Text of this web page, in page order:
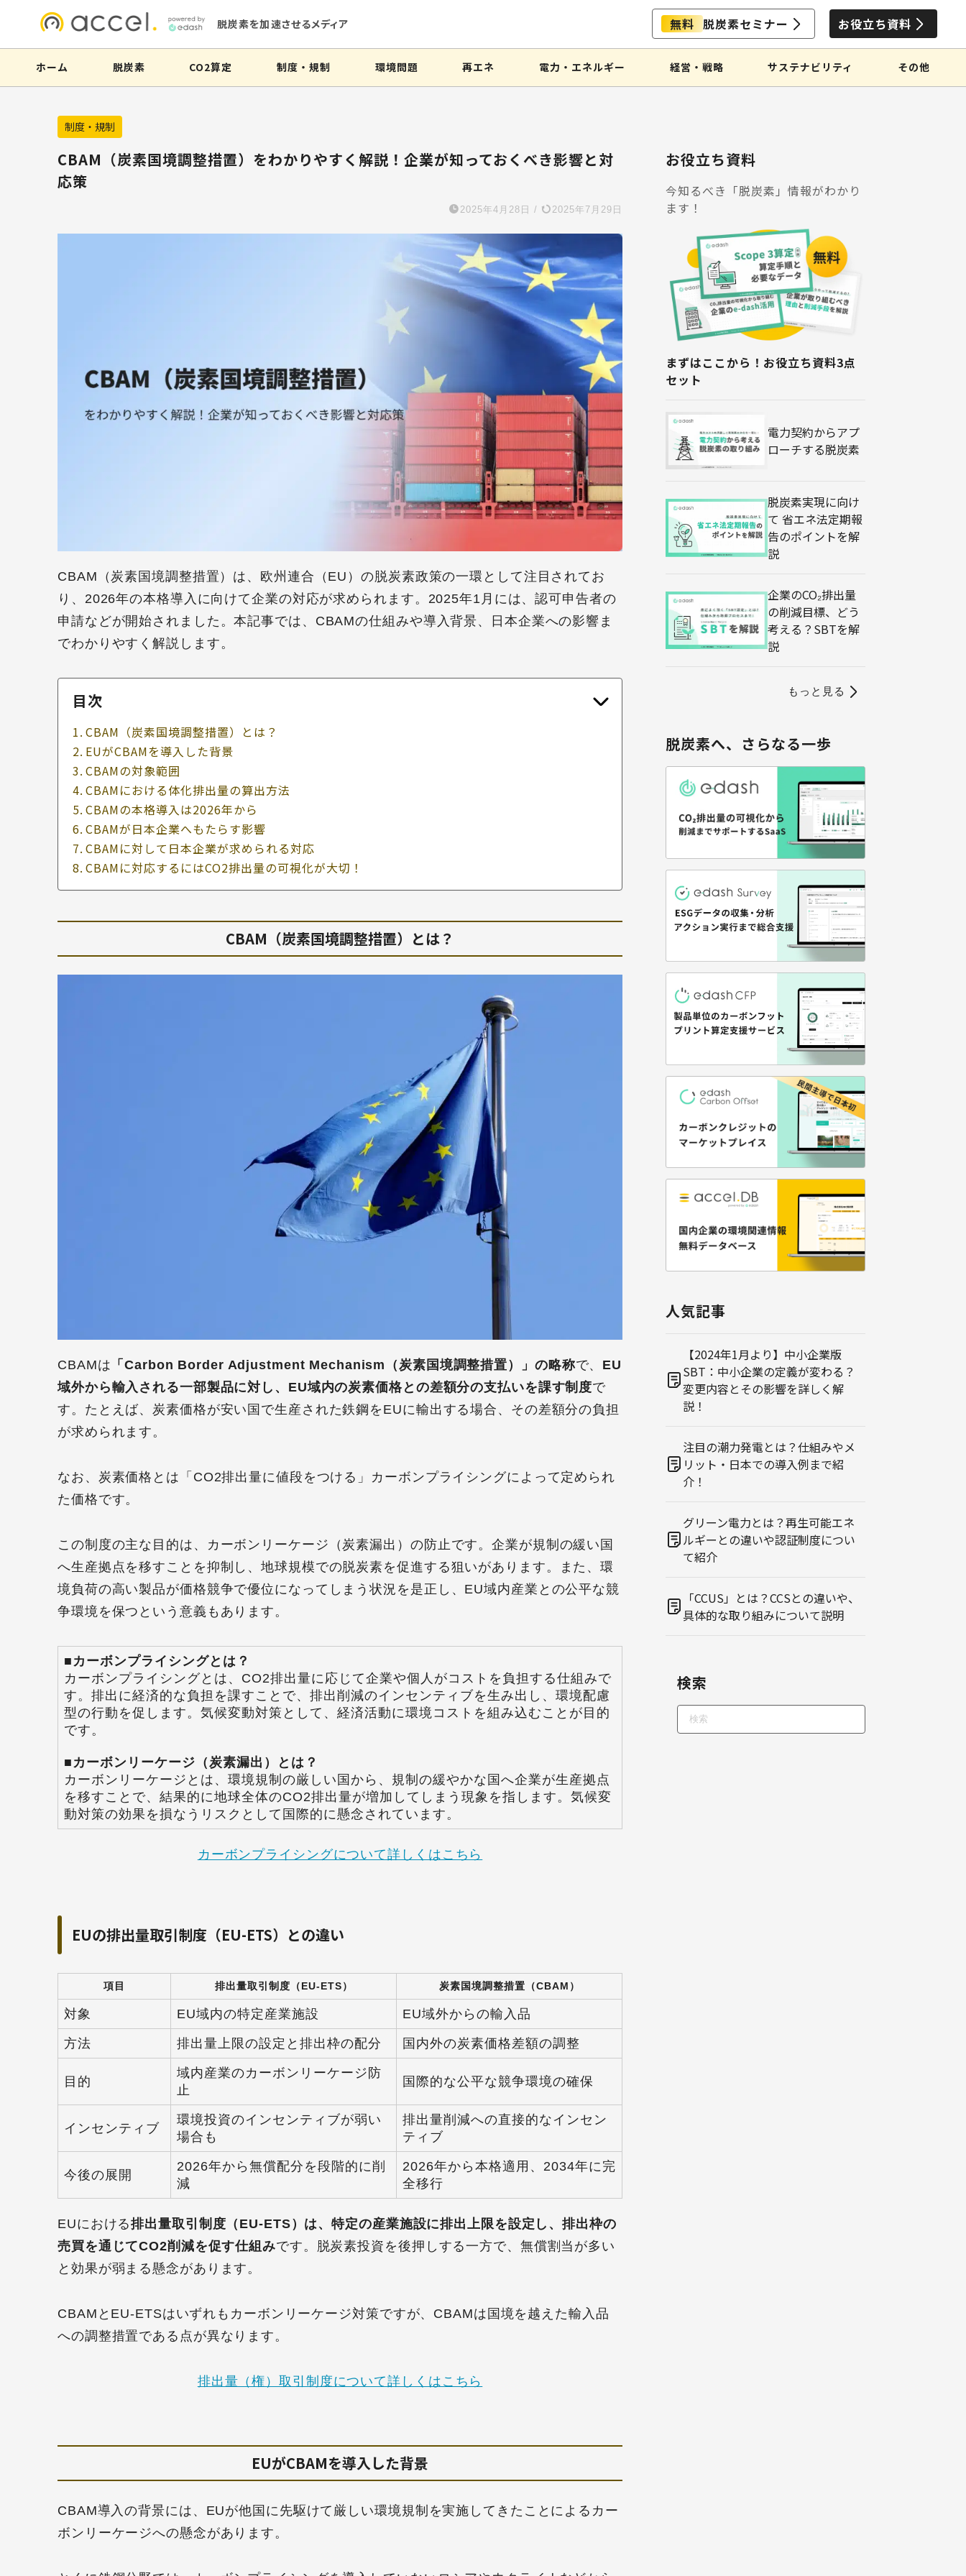
脱炭素を加速させるメディア 無料 脱炭素セミナー お役立ち資料
ホーム 脱炭素 CO2算定 制度・規制 環境問題 再エネ 電力・エネルギー 経営・戦略 サステナビリティ その他
制度・規制
CBAM（炭素国境調整措置）をわかりやすく解説！企業が知っておくべき影響と対
応策
2025年4月28日 / 2025年7月29日
CBAM（炭素国境調整措置）は、欧州連合（EU）の脱炭素政策の一環として注目されてお
り、2026年の本格導入に向けて企業の対応が求められます。2025年1月には、認可申告者の
申請などが開始されました。本記事では、CBAMの仕組みや導入背景、日本企業への影響ま
でわかりやすく解説します。
目次
CBAM（炭素国境調整措置）とは？
EUがCBAMを導入した背景
CBAMの対象範囲
CBAMにおける体化排出量の算出方法
CBAMの本格導入は2026年から
CBAMが日本企業へもたらす影響
CBAMに対して日本企業が求められる対応
CBAMに対応するにはCO2排出量の可視化が大切！
CBAM（炭素国境調整措置）とは？
CBAMは 「Carbon Border Adjustment Mechanism（炭素国境調整措置）」の略称で、 EU
域外から輸入される一部製品に対し、EU域内の炭素価格との差額分の支払いを課す制度で
す。たとえば、炭素価格が安い国で生産された鉄鋼をEUに輸出する場合、その差額分の負担
が求められます。
なお、炭素価格とは「CO2排出量に値段をつける」カーボンプライシングによって定められ
た価格です。
この制度の主な目的は、カーボンリーケージ（炭素漏出）の防止です。企業が規制の緩い国
へ生産拠点を移すことを抑制し、地球規模での脱炭素を促進する狙いがあります。また、環
境負荷の高い製品が価格競争で優位になってしまう状況を是正し、EU域内産業との公平な競
争環境を保つという意義もあります。
■ カーボンプライシングとは？
カーボンプライシングとは、CO2排出量に応じて企業や個人がコストを負担する仕組みで
す。排出に経済的な負担を課すことで、排出削減のインセンティブを生み出し、環境配慮
型の行動を促します。気候変動対策として、経済活動に環境コストを組み込むことが目的
です。
■ カーボンリーケージ（炭素漏出）とは？
カーボンリーケージとは、環境規制の厳しい国から、規制の緩やかな国へ企業が生産拠点
を移すことで、結果的に地球全体のCO2排出量が増加してしまう現象を指します。気候変
動対策の効果を損なうリスクとして国際的に懸念されています。
カーボンプライシングについて詳しくはこちら
EUの排出量取引制度（EU-ETS）との違い
項目 排出量取引制度（EU-ETS） 炭素国境調整措置（CBAM）
対象 EU域内の特定産業施設 EU域外からの輸入品
方法 排出量上限の設定と排出枠の配分 国内外の炭素価格差額の調整
目的
域内産業のカーボンリーケージ防
止
国際的な公平な競争環境の確保
インセンティブ
環境投資のインセンティブが弱い
場合も
排出量削減への直接的なインセン
ティブ
今後の展開
2026年から無償配分を段階的に削
減
2026年から本格適用、2034年に完
全移行
EUにおける排出量取引制度（EU-ETS）は、特定の産業施設に排出上限を設定し、排出枠の
売買を通じてCO2削減を促す仕組みです。脱炭素投資を後押しする一方で、無償割当が多い
と効果が弱まる懸念があります。
CBAMとEU-ETSはいずれもカーボンリーケージ対策ですが、CBAMは国境を越えた輸入品
への調整措置である点が異なります。
排出量（権）取引制度について詳しくはこちら
EUがCBAMを導入した背景
CBAM導入の背景には、EUが他国に先駆けて厳しい環境規制を実施してきたことによるカー
ボンリーケージへの懸念があります。
お役立ち資料
今知るべき「脱炭素」情報がわかり
ます！
まずはここから！お役立ち資料3点
セット
電力契約からアプ
ローチする脱炭素
脱炭素実現に向け
て 省エネ法定期報
告のポイントを解
説
企業のCO₂排出量
の削減目標、どう
考える？SBTを解
説
もっと見る
脱炭素へ、さらなる一歩
人気記事
【2024年1月より】中小企業版
SBT：中小企業の定義が変わる？
変更内容とその影響を詳しく解
説！
注目の潮力発電とは？仕組みやメ
リット・日本での導入例まで紹
介！
グリーン電力とは？再生可能エネ
ルギーとの違いや認証制度につい
て紹介
「CCUS」とは？CCSとの違いや、
具体的な取り組みについて説明
検索